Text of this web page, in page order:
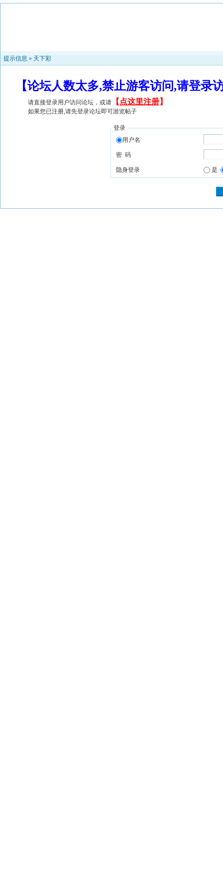
提示信息 » 天下彩
【论坛人数太多,禁止游客访问,请登
请直接登录用户访问论坛，或请 【 点这里注册】
如果您已注册,请先登录论坛即可游览帖子
登录
用户名
密 码
隐身登录 是